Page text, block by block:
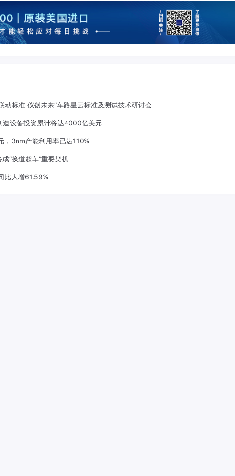
动标准 仪创未来”车路星云标准及测试技术研讨会
造设备投资累计将达4000亿美元
，3nm产能利用率已达110%
“换道超车”重要契机
比大增61.59%